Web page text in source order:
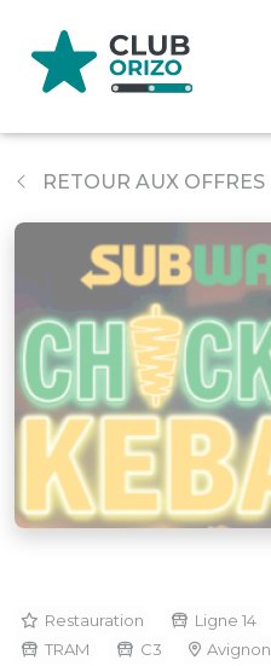
RETOUR AUX OFFRES
Restauration Ligne 14
TRAM
C3 Avignon